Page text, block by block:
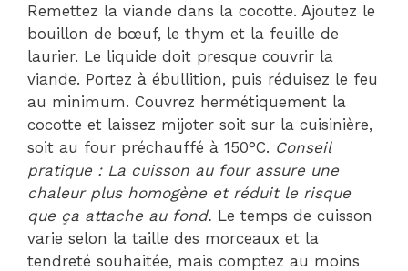
Remettez la viande dans la cocotte. Ajoutez le
bouillon de bœuf, le thym et la feuille de
laurier. Le liquide doit presque couvrir la
viande. Portez à ébullition, puis réduisez le feu
au minimum. Couvrez hermétiquement la
cocotte et laissez mijoter soit sur la cuisinière,
soit au four préchauffé à 150°C. Conseil
pratique : La cuisson au four assure une
chaleur plus homogène et réduit le risque
que ça attache au fond. Le temps de cuisson
varie selon la taille des morceaux et la
tendreté souhaitée, mais comptez au moins